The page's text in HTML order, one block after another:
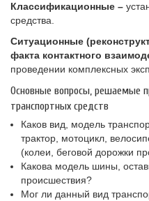
Классификационные –
средства.
Ситуационные
факта контактного
проведении комплексных
Основные вопросы, решаемые
транспортных средств
Каков вид, модель
трактор, мотоцикл,
(колеи, беговой дорожки
Какова модель шины,
происшествия?
Мог ли данный вид